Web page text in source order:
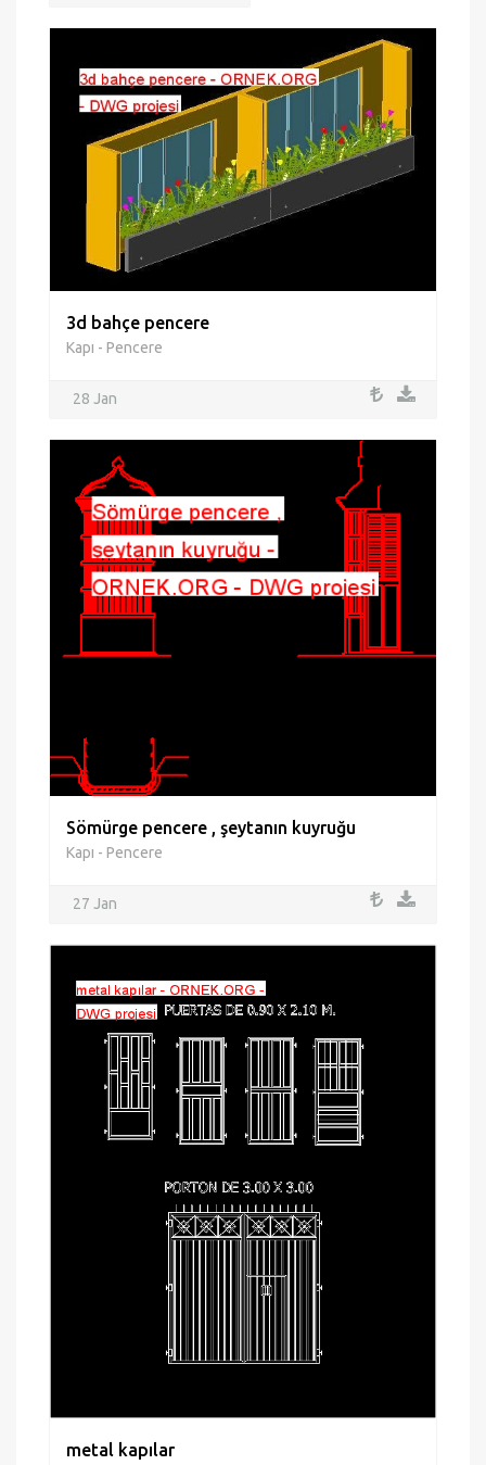
3d bahçe pencere
Kapı - Pencere
28 Jan
Sömürge pencere , şeytanın kuyruğu
Kapı - Pencere
27 Jan
metal kapılar